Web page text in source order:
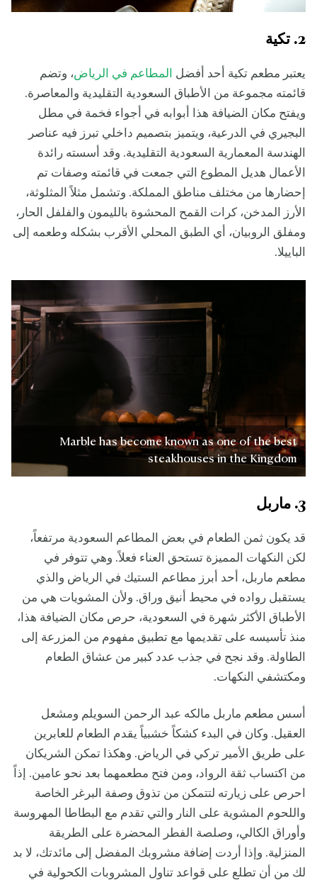
2. تكية
يعتبر مطعم تكية أحد أفضل المطاعم في الرياض، وتضم
قائمته مجموعة من الأطباق السعودية التقليدية والمعاصرة.
ويفتح مكان الضيافة هذا أبوابه في أجواء فخمة في مطل
البجيري في الدرعية، ويتميز بتصميم داخلي تبرز فيه عناصر
الهندسة المعمارية السعودية التقليدية. وقد أسسته رائدة
الأعمال هديل المطوع التي جمعت في قائمته وصفات تم
إحضارها من مختلف مناطق المملكة. وتشمل مثلاً المثلوثة،
الأرز المدخن، كرات القمح المحشوة بالليمون والفلفل الحار،
ومفلق الروبيان، أي الطبق المحلي الأقرب بشكله وطعمه إلى
الباييلا.
Marble has become known as one of the best
steakhouses in the Kingdom
3. ماربل
قد يكون ثمن الطعام في بعض المطاعم السعودية مرتفعاً،
لكن النكهات المميزة تستحق العناء فعلاً. وهي تتوفر في
مطعم ماربل، أحد أبرز مطاعم الستيك في الرياض والذي
يستقبل رواده في محيط أنيق وراق. ولأن المشويات هي من
الأطباق الأكثر شهرة في السعودية، حرص مكان الضيافة هذا،
منذ تأسيسه على تقديمها مع تطبيق مفهوم من المزرعة إلى
الطاولة. وقد نجح في جذب عدد كبير من عشاق الطعام
ومكتشفي النكهات.
أسس مطعم ماربل مالكه عبد الرحمن السويلم ومشعل
العقيل. وكان في البدء كشكاً خشبياً يقدم الطعام للعابرين
على طريق الأمير تركي في الرياض. وهكذا تمكن الشريكان
من اكتساب ثقة الرواد، ومن فتح مطعمهما بعد نحو عامين. إذاً
احرص على زيارته لتتمكن من تذوق وصفة البرغر الخاصة
واللحوم المشوية على النار والتي تقدم مع البطاطا المهروسة
وأوراق الكالي، وصلصة الفطر المحضرة على الطريقة
المنزلية. وإذا أردت إضافة مشروبك المفضل إلى مائدتك، لا بد
لك من أن تطلع على قواعد تناول المشروبات الكحولية في